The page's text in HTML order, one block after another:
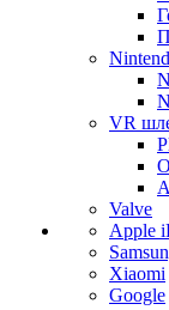
VR
Valve
Apple
Xiaomi
Google